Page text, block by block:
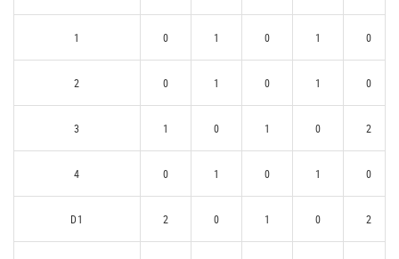
1 0 1 0 1 0
2 0 1 0 1 0
3 1 0 1 0 2
4 0 1 0 1 0
D1 2 0 1 0 2